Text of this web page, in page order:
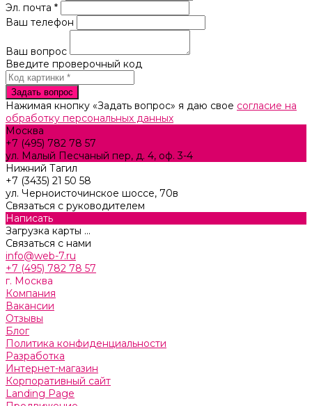
Эл. почта *
Ваш телефон
Ваш вопрос
Введите проверочный код
Нажимая кнопку «Задать вопрос» я даю свое согласие на
обработку персональных данных
Москва
+7 (495) 782 78 57
ул. Малый Песчаный пер, д. 4, оф. 3-4
Нижний Тагил
+7 (3435) 21 50 58
ул. Черноисточинское шоссе, 70в
Связаться с руководителем
Написать
Загрузка карты ...
Связаться с нами
info@web-7.ru
+7 (495) 782 78 57
г. Москва
Компания
Вакансии
Отзывы
Блог
Политика конфиденциальности
Разработка
Интернет-магазин
Корпоративный сайт
Landing Page